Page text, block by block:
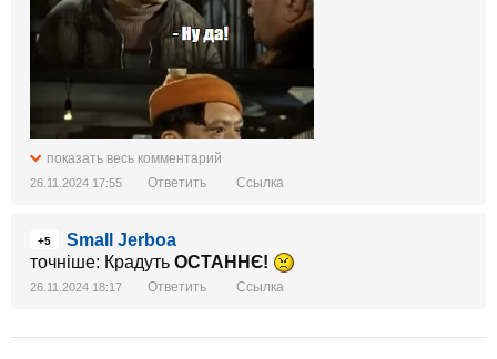
показать весь комментарий
26.11.2024 17:55 Ответить Ссылка
+5
Small Jerboa
точніше: Крадуть ОСТАННЄ!
26.11.2024 18:17 Ответить Ссылка